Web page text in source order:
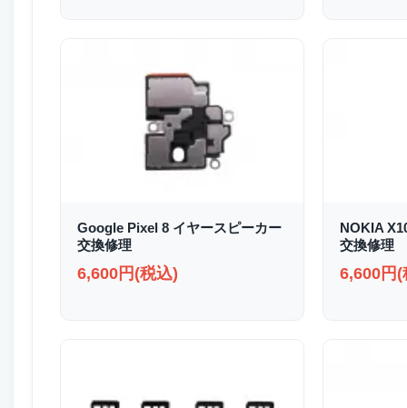
Google Pixel 8 イヤースピーカー
交換修理
6,600円(税込)
NOKIA
交換修理
6,600円(